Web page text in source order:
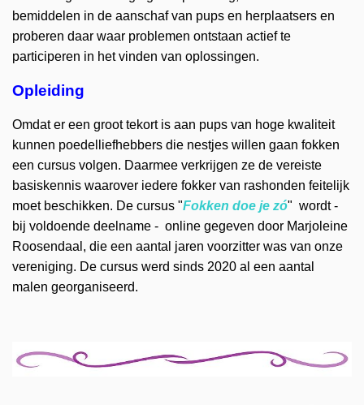
bemiddelen in de aanschaf van pups en herplaatsers en
proberen daar waar problemen ontstaan actief te
participeren in het vinden van oplossingen.
Opleiding
Omdat er een groot tekort is aan pups van hoge kwaliteit
kunnen poedelliefhebbers die nestjes willen gaan fokken
een cursus volgen. Daarmee verkrijgen ze de vereiste
basiskennis waarover iedere fokker van rashonden feitelijk
moet beschikken. De cursus "Fokken doe je zó" wordt -
bij voldoende deelname - online gegeven door Marjoleine
Roosendaal, die een aantal jaren voorzitter was van onze
vereniging. De cursus werd sinds 2020 al een aantal
malen georganiseerd.